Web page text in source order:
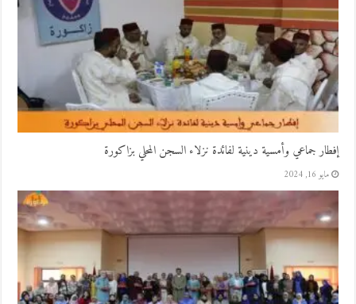
إفطار جماعي وأمسية دينية لفائدة نزلاء السجن المحلي بزاكورة
مايو 16, 2024